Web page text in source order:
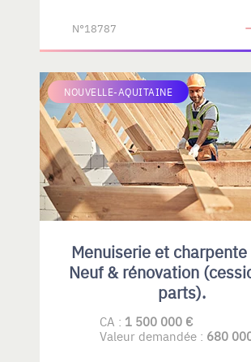
N°18787
NOUVELLE-AQUITAINE
Menuiserie et
Neuf & rénovation
parts).
CA : 1 500 000 €
Valeur demandée : 680